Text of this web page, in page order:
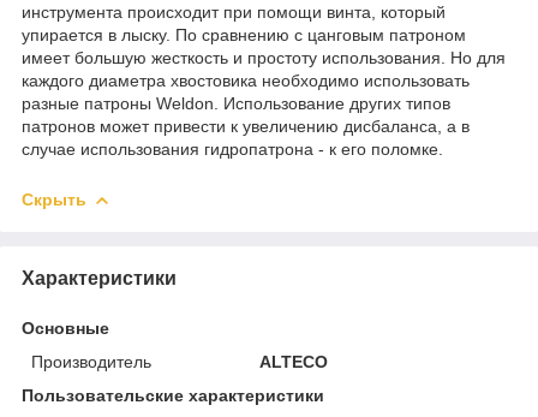
инструмента происходит при помощи винта, который
упирается в лыску. По сравнению с цанговым патроном
имеет большую жесткость и простоту использования. Но для
каждого диаметра хвостовика необходимо использовать
разные патроны Weldon. Использование других типов
патронов может привести к увеличению дисбаланса, а в
случае использования гидропатрона - к его поломке.
Скрыть
Характеристики
Основные
Производитель
ALTECO
Пользовательские характеристики